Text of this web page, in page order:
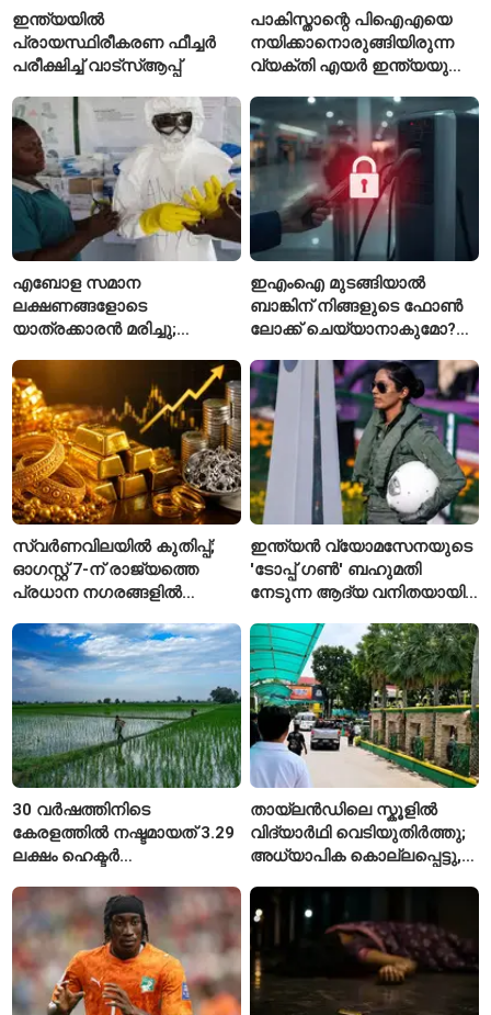
ഇന്ത്യയിൽ
പ്രായസ്ഥിരീകരണ ഫീച്ചർ
പരീക്ഷിച്ച് വാട്‌സ്ആപ്പ്
പാകിസ്താന്റെ പിഐഎയെ
നയിക്കാനൊരുങ്ങിയിരുന്ന
വ്യക്തി എയർ ഇന്ത്യയുടെ
എബോള സമാന
ലക്ഷണങ്ങളോടെ
യാത്രക്കാരൻ മരിച്ചു;
യാത്രക്കാരെ
നിരീക്ഷണത്തിൽ
ഇഎംഐ മുടങ്ങിയാൽ
ബാങ്കിന് നിങ്ങളുടെ ഫോൺ
ലോക്ക് ചെയ്യാനാകുമോ?
ചട്ടങ്ങൾ ഇങ്ങനെ
സ്വർണവിലയിൽ കുതിപ്പ്;
ഓഗസ്റ്റ് 7-ന് രാജ്യത്തെ
പ്രധാന നഗരങ്ങളിൽ
ഇന്ത്യൻ വ്യോമസേനയുടെ
'ടോപ്പ് ഗൺ' ബഹുമതി
നേടുന്ന ആദ്യ വനിതയായി
30 വർഷത്തിനിടെ
കേരളത്തിൽ നഷ്ടമായത് 3.29
ലക്ഷം ഹെക്ടർ
തായ്‌ലൻഡിലെ സ്കൂളിൽ
വിദ്യാർഥി വെടിയുതിർത്തു;
അധ്യാപിക കൊല്ലപ്പെട്ടു,